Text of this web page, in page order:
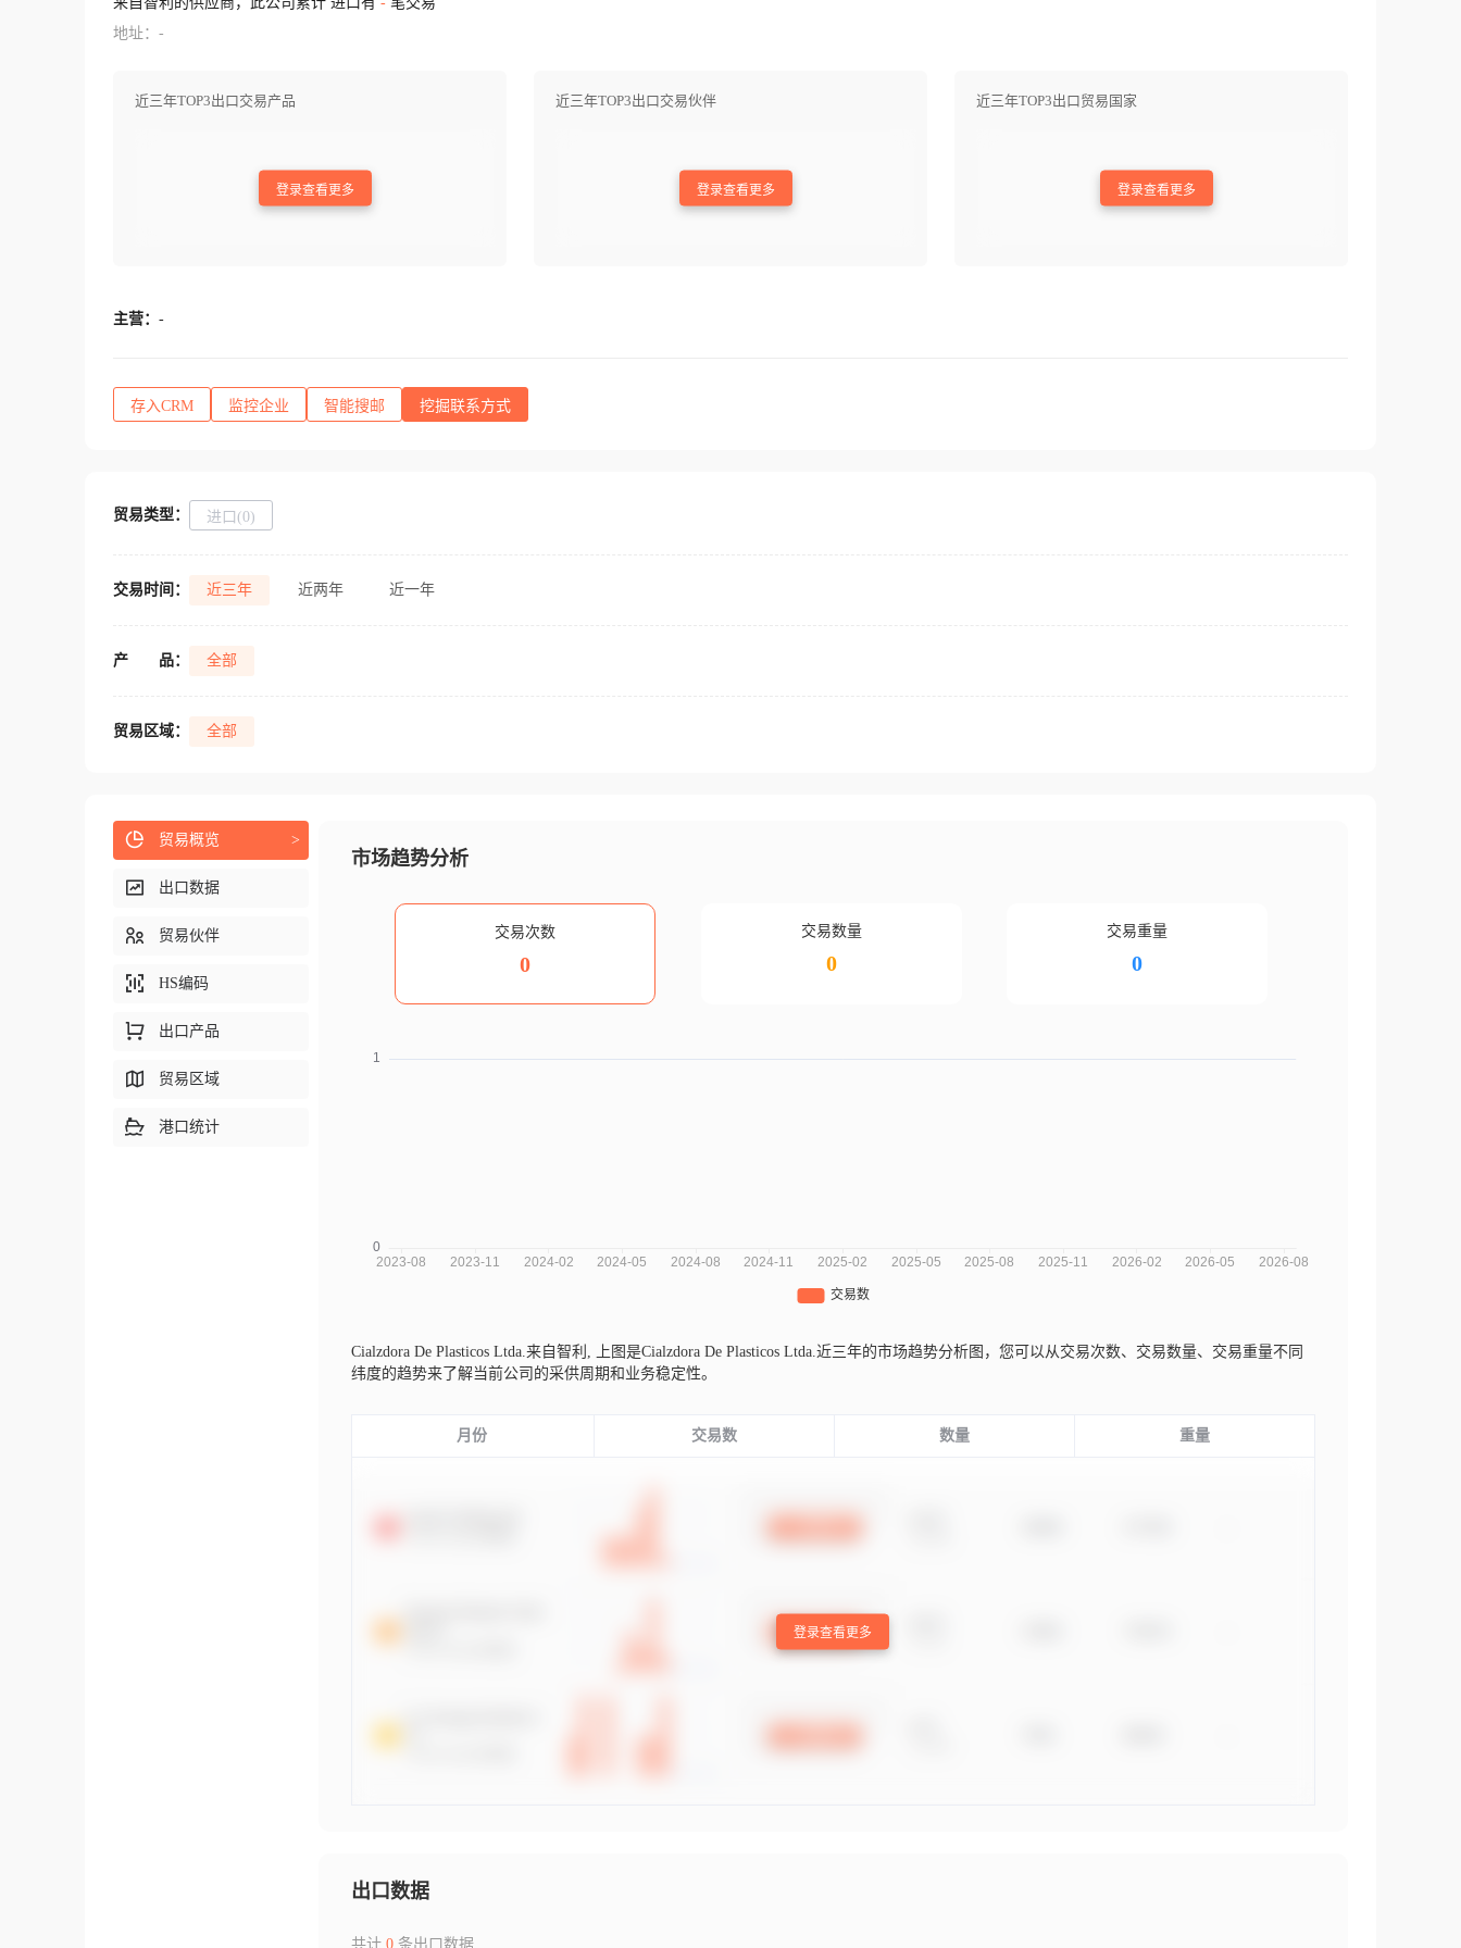
地址：-
近三年TOP3出口交易产品
登录查看更多
近三年TOP3出口交易伙伴
登录查看更多
近三年TOP3出口贸易国家
登录查看更多
主营： -
存入CRM 监控企业 智能搜邮 挖掘联系方式
贸易类型： 进口(0)
交易时间： 近三年 近两年 近一年
产 品： 全部
贸易区域： 全部
市场趋势分析
交易次数
0
交易数量
0
交易重量
0
Cialzdora De Plasticos Ltda.来自智利,
上图是Cialzdora De Plasticos Ltda.近三年的市场趋势分析图，您可以从交易次数、交易数量、交易重量不同
纬度的趋势来了解当前公司的采供周期和业务稳定性。
月份 交易数 数量 重量
登录查看更多
出口数据
共计 0条出口数据
贸易概览 >
出口数据
贸易伙伴
HS编码
出口产品
贸易区域
港口统计